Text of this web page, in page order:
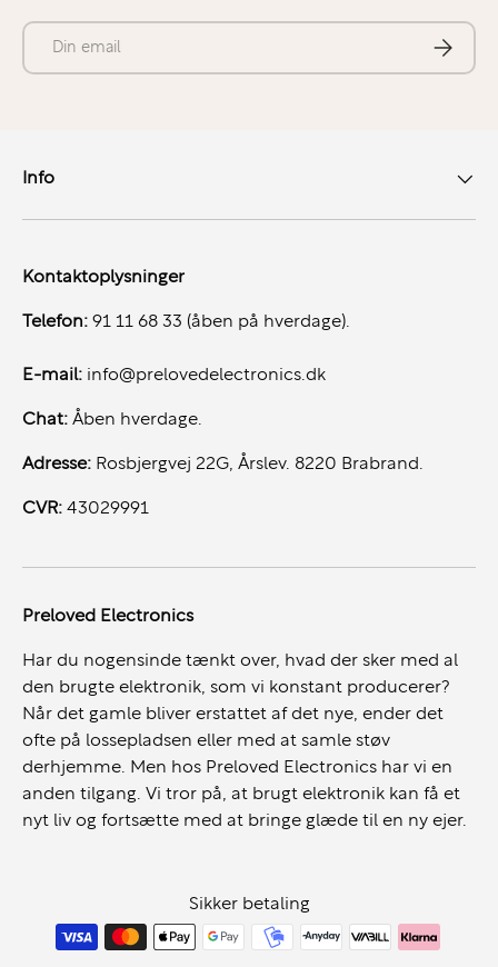
E-mail
Abonner
Info
Kontaktoplysninger
Telefon: 91 11 68 33 (åben på hverdage).
E-mail: info@prelovedelectronics.dk
Chat: Åben hverdage.
Adresse: Rosbjergvej 22G, Årslev. 8220 Brabrand.
CVR: 43029991
Preloved Electronics
Har du nogensinde tænkt over, hvad der sker med al
den brugte elektronik, som vi konstant producerer?
Når det gamle bliver erstattet af det nye, ender det
ofte på lossepladsen eller med at samle støv
derhjemme. Men hos Preloved Electronics har vi en
anden tilgang. Vi tror på, at brugt elektronik kan få et
nyt liv og fortsætte med at bringe glæde til en ny ejer.
Sikker betaling